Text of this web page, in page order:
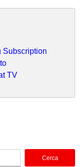
Subscription
TV
Cerca